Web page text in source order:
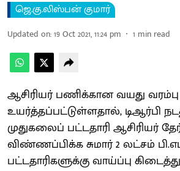
ஜெ.கு.லிஸ்பன் குமார்
Updated on:19 Oct 2021, 11:24 pm 1 min read
ஆசிரியர் பணிக்கான வயது
உயர்த்தப்பட்டுள்ளதால், டிஆர்பி
முதுகலைப் பட்டதாரி ஆசிரியர்
விண்ணப்பிக்க சுமார் 2 லட்சம்
பட்டதாரிகளுக்கு வாய்ப்பு